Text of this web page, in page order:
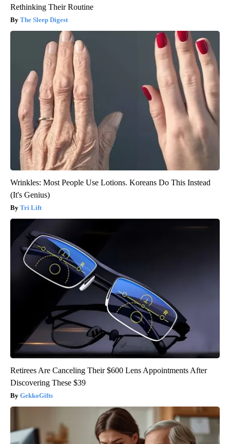
Rethinking Their Routine
The Sleep Digest
Wrinkles: Most People Use Lotions. Koreans Do This Instead
(It's Genius)
Tri Lift
Retirees Are Canceling Their $600 Lens Appointments After
Discovering These $39
GekkoGifts